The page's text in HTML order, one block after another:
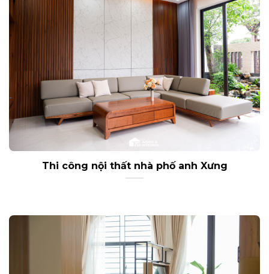
Thi công nội thất nhà phố anh Xưng